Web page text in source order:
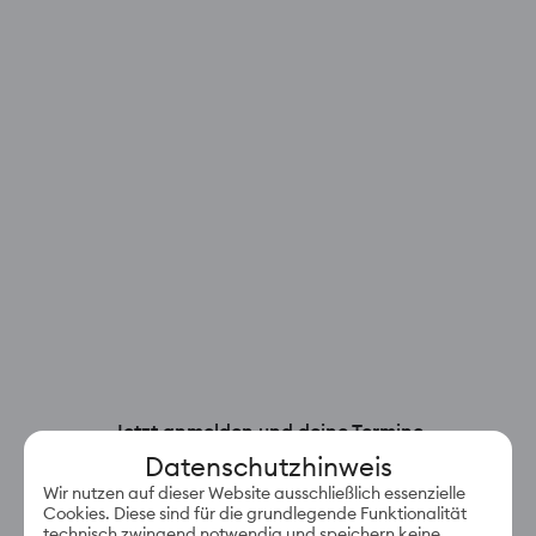
Jetzt anmelden und deine Termine
einfach in deinem Account verwalten.
E-Mail-Adresse
Datenschutzhinweis
Wir nutzen auf dieser Website ausschließlich essenzielle
Cookies. Diese sind für die grundlegende Funktionalität